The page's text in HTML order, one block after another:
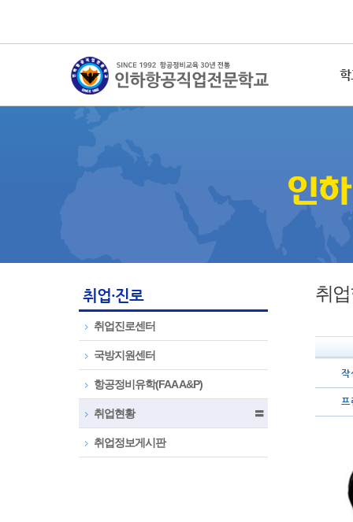
학
취업·진로
취업진로센터
국방지원센터
항공정비유학(FAA A&P)
취업현황 〓
취업정보게시판
취
작
프